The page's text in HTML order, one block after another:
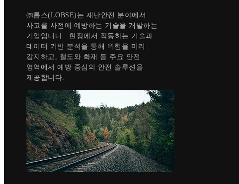
㈜롭스(LOBSE)는 재난안전 분야에서
사고를 사전에 예방하는 기술을 개발하는
기업입니다. 현장에서 작동하는 기술과
데이터 기반 분석을 통해 위험을 미리
감지하고, 철도와 화재 등 주요 안전
영역에서 예방 중심의 안전 솔루션을
제공합니다.